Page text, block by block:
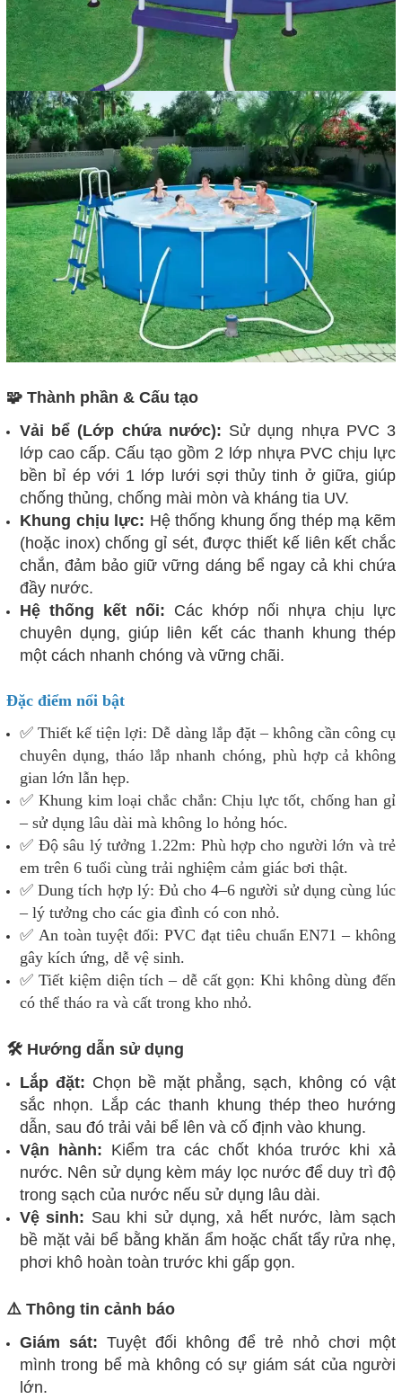
🧩 Thành phần & Cấu tạo
Vải bể (Lớp chứa nước): Sử dụng nhựa PVC 3
lớp cao cấp. Cấu tạo gồm 2 lớp nhựa PVC chịu lực
bền bỉ ép với 1 lớp lưới sợi thủy tinh ở giữa, giúp
chống thủng, chống mài mòn và kháng tia UV.
Khung chịu lực: Hệ thống khung ống thép mạ kẽm
(hoặc inox) chống gỉ sét, được thiết kế liên kết chắc
chắn, đảm bảo giữ vững dáng bể ngay cả khi chứa
đầy nước.
Hệ thống kết nối: Các khớp nối nhựa chịu lực
chuyên dụng, giúp liên kết các thanh khung thép
một cách nhanh chóng và vững chãi.
Đặc điểm nổi bật
✅ Thiết kế tiện lợi: Dễ dàng lắp đặt – không cần công cụ
chuyên dụng, tháo lắp nhanh chóng, phù hợp cả không
gian lớn lẫn hẹp.
✅ Khung kim loại chắc chắn: Chịu lực tốt, chống han gỉ
– sử dụng lâu dài mà không lo hỏng hóc.
✅ Độ sâu lý tưởng 1.22m: Phù hợp cho người lớn và trẻ
em trên 6 tuổi cùng trải nghiệm cảm giác bơi thật.
✅ Dung tích hợp lý: Đủ cho 4–6 người sử dụng cùng lúc
– lý tưởng cho các gia đình có con nhỏ.
✅ An toàn tuyệt đối: PVC đạt tiêu chuẩn EN71 – không
gây kích ứng, dễ vệ sinh.
✅ Tiết kiệm diện tích – dễ cất gọn: Khi không dùng đến
có thể tháo ra và cất trong kho nhỏ.
🛠️ Hướng dẫn sử dụng
Lắp đặt: Chọn bề mặt phẳng, sạch, không có vật
sắc nhọn. Lắp các thanh khung thép theo hướng
dẫn, sau đó trải vải bể lên và cố định vào khung.
Vận hành: Kiểm tra các chốt khóa trước khi xả
nước. Nên sử dụng kèm máy lọc nước để duy trì độ
trong sạch của nước nếu sử dụng lâu dài.
Vệ sinh: Sau khi sử dụng, xả hết nước, làm sạch
bề mặt vải bể bằng khăn ẩm hoặc chất tẩy rửa nhẹ,
phơi khô hoàn toàn trước khi gấp gọn.
⚠️ Thông tin cảnh báo
Giám sát: Tuyệt đối không để trẻ nhỏ chơi một
mình trong bể mà không có sự giám sát của người
lớn.